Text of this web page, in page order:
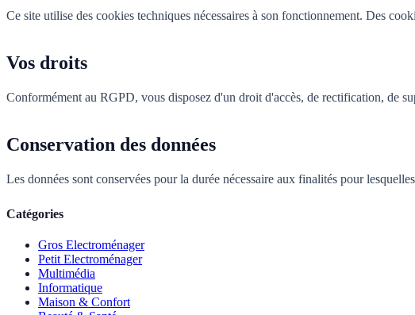
Ce site utilise des cookies techniques nécessaires à son fonctionnement. Des
Vos droits
Conformément au RGPD, vous disposez d'un droit d'accès, de rectification, de
Conservation des données
Les données sont conservées pour la durée nécessaire aux finalités pour
Catégories
Gros Electroménager
Petit Electroménager
Multimédia
Informatique
Maison & Confort